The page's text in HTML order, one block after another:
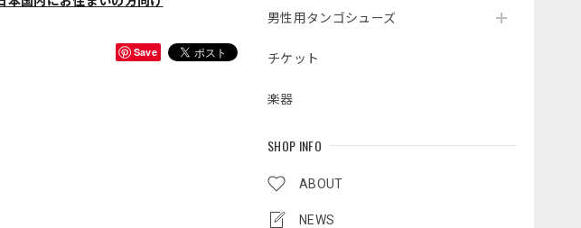
男性用タンゴシューズ
チケット
楽器
SHOP INFO
ABOUT
NEWS
Save